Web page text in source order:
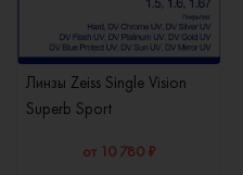
Линзы Zeiss Single Vision
Superb Sport
от 10 780 ₽